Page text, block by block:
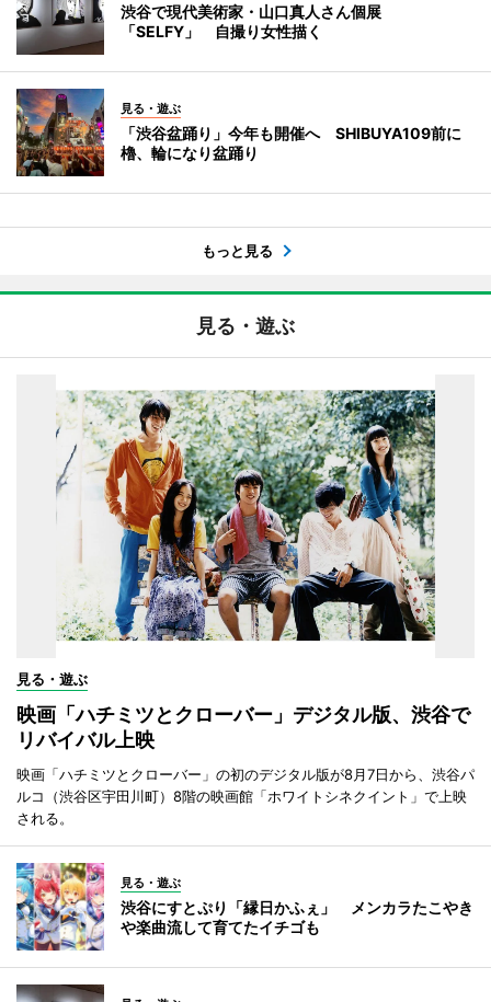
渋谷で現代美術家・山口真人さん個展
「SELFY」 自撮り女性描く
見る・遊ぶ
「渋谷盆踊り」今年も開催へ SHIBUYA109前に
櫓、輪になり盆踊り
もっと見る
見る・遊ぶ
見る・遊ぶ
映画「ハチミツとクローバー」デジタル版、渋谷で
リバイバル上映
映画「ハチミツとクローバー」の初のデジタル版が8月7日から、渋谷パ
ルコ（渋谷区宇田川町）8階の映画館「ホワイトシネクイント」で上映
される。
見る・遊ぶ
渋谷にすとぷり「縁日かふぇ」 メンカラたこやき
や楽曲流して育てたイチゴも